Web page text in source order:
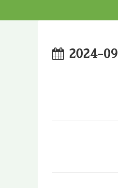
2024-09